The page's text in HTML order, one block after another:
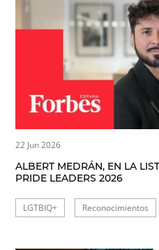
22 Jun 2026
ALBERT MEDRÁN, EN LA
PRIDE LEADERS 2026
LGTBIQ+ Reconocimientos